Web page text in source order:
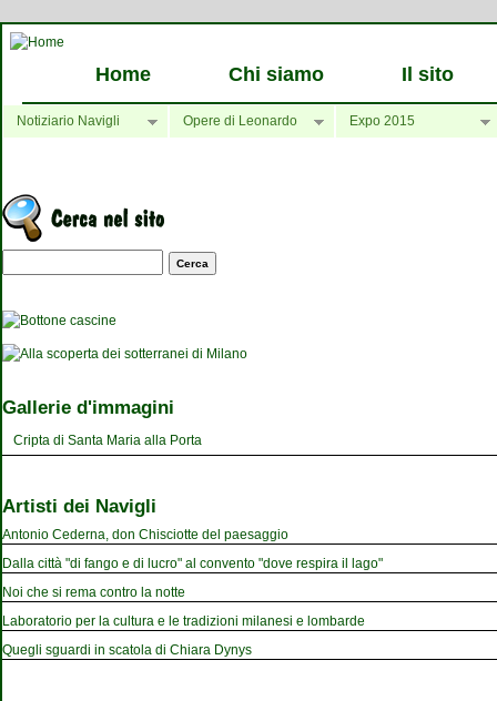
Home Chi siamo Il sito
Notiziario Navigli Opere di Leonardo Expo 2015
Maschera di ricerca
Gallerie d'immagini
Cripta di Santa Maria alla Porta
Artisti dei Navigli
Antonio Cederna, don Chisciotte del paesaggio
Dalla città "di fango e di lucro" al convento "dove respira il lago"
Noi che si rema contro la notte
Laboratorio per la cultura e le tradizioni milanesi e lombarde
Quegli sguardi in scatola di Chiara Dynys